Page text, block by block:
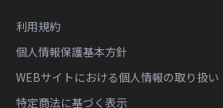
利用規約
個人情報保護基本方針
WEBサイトにおける個人情報の取り扱い
特定商法に基づく表示